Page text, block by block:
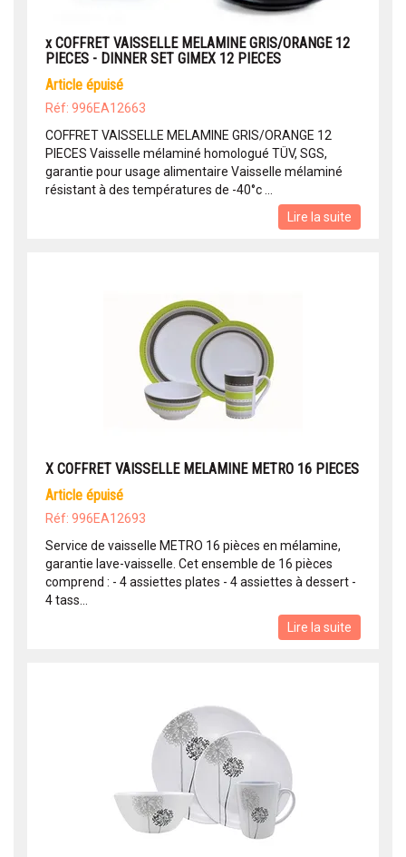
x COFFRET VAISSELLE MELAMINE GRIS/ORANGE 12
PIECES - DINNER SET GIMEX 12 PIECES
article épuisé
Réf: 996EA12663
COFFRET VAISSELLE MELAMINE GRIS/ORANGE 12
PIECES Vaisselle mélaminé homologué TÜV, SGS,
garantie pour usage alimentaire Vaisselle mélaminé
résistant à des températures de -40°c ...
Lire la suite
X COFFRET VAISSELLE MELAMINE METRO 16 PIECES
article épuisé
Réf: 996EA12693
Service de vaisselle METRO 16 pièces en mélamine,
garantie lave-vaisselle. Cet ensemble de 16 pièces
comprend : - 4 assiettes plates - 4 assiettes à dessert -
4 tass...
Lire la suite